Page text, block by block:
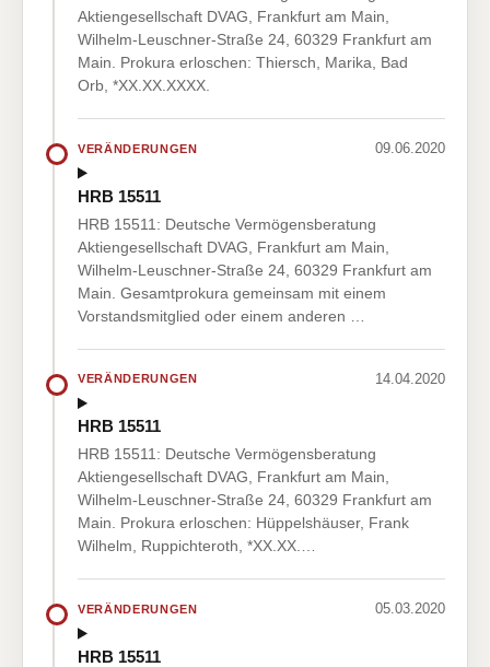
Aktiengesellschaft DVAG, Frankfurt am Main,
Wilhelm-Leuschner-Straße 24, 60329 Frankfurt am
Main. Prokura erloschen: Thiersch, Marika, Bad
Orb, *XX.XX.XXXX.
VERÄNDERUNGEN 09.06.2020
HRB 15511
HRB 15511: Deutsche Vermögensberatung
Aktiengesellschaft DVAG, Frankfurt am Main,
Wilhelm-Leuschner-Straße 24, 60329 Frankfurt am
Main. Gesamtprokura gemeinsam mit einem
Vorstandsmitglied oder einem anderen …
VERÄNDERUNGEN 14.04.2020
HRB 15511
HRB 15511: Deutsche Vermögensberatung
Aktiengesellschaft DVAG, Frankfurt am Main,
Wilhelm-Leuschner-Straße 24, 60329 Frankfurt am
Main. Prokura erloschen: Hüppelshäuser, Frank
Wilhelm, Ruppichteroth, *XX.XX.…
VERÄNDERUNGEN 05.03.2020
HRB 15511